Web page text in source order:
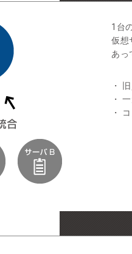
1台
仮想
あっ
・
・
・